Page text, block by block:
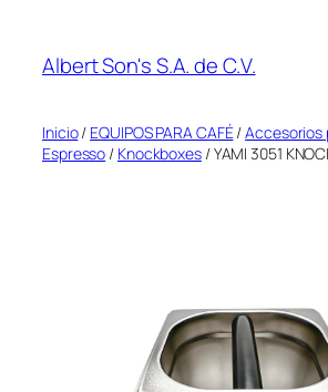
contenido
Albert Son's S.A. de C.V.
Inicio/ EQUIPOS PARA CAFÉ/Accesorios
Espresso / Knockboxes/ YAMI 3051